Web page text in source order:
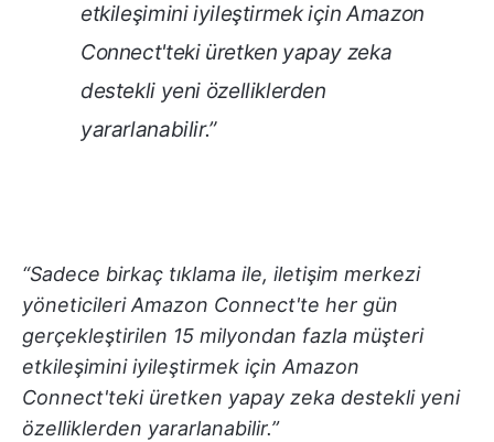
etkileşimini iyileştirmek için Amazon
Connect'teki üretken yapay zeka
destekli yeni özelliklerden
yararlanabilir.”
“Sadece birkaç tıklama ile, iletişim merkezi
yöneticileri Amazon Connect'te her gün
gerçekleştirilen 15 milyondan fazla müşteri
etkileşimini iyileştirmek için Amazon
Connect'teki üretken yapay zeka destekli yeni
özelliklerden yararlanabilir.”